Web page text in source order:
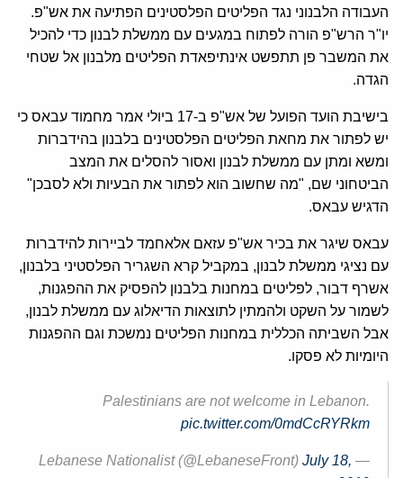
העבודה הלבנוני נגד הפליטים הפלסטינים הפתיעה את אש"פ.
יו"ר הרש"פ הורה לפתוח במגעים עם ממשלת לבנון כדי להכיל
את המשבר פן תתפשט אינתיפאדת הפליטים מלבנון אל שטחי
הגדה.
בישיבת הועד הפועל של אש"פ ב-17 ביולי אמר מחמוד עבאס כי
יש לפתור את מחאת הפליטים הפלסטינים בלבנון בהידברות
ומשא ומתן עם ממשלת לבנון ואסור להסלים את המצב
הביטחוני שם, "מה שחשוב הוא לפתור את הבעיות ולא לסבכן"
הדגיש עבאס.
עבאס שיגר את בכיר אש"פ עזאם אלאחמד לביירות להידברות
עם נציגי ממשלת לבנון, במקביל קרא השגריר הפלסטיני בלבנון,
אשרף דבור, לפליטים במחנות בלבנון להפסיק את ההפגנות,
לשמור על השקט ולהמתין לתוצאות הדיאלוג עם ממשלת לבנון,
אבל השביתה הכללית במחנות הפליטים נמשכת וגם ההפגנות
היומיות לא פסקו.
Palestinians are not welcome in Lebanon.
pic.twitter.com/0mdCcRYRkm
— Lebanese Nationalist (@LebaneseFront)
July 18,